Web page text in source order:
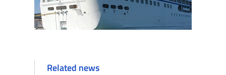
Related news